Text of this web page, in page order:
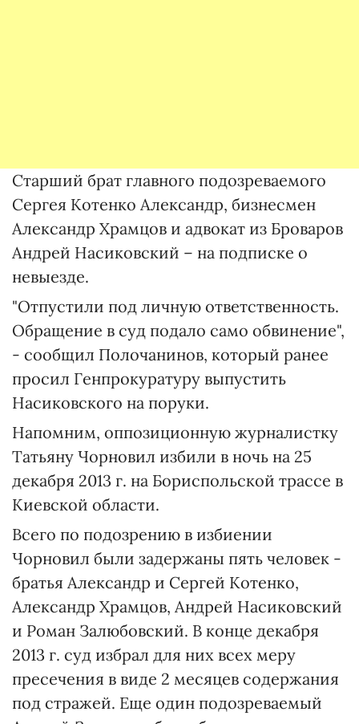
Старший брат главного подозреваемого
Сергея Котенко Александр, бизнесмен
Александр Храмцов и адвокат из Броваров
Андрей Насиковский – на подписке о
невыезде.
"Отпустили под личную ответственность.
Обращение в суд подало само обвинение",
- сообщил Полочанинов, который ранее
просил Генпрокуратуру выпустить
Насиковского на поруки.
Напомним, оппозиционную журналистку
Татьяну Чорновил избили в ночь на 25
декабря 2013 г. на Бориспольской трассе в
Киевской области.
Всего по подозрению в избиении
Чорновил были задержаны пять человек -
братья Александр и Сергей Котенко,
Александр Храмцов, Андрей Насиковский
и Роман Залюбовский. В конце декабря
2013 г. суд избрал для них всех меру
пресечения в виде 2 месяцев содержания
под стражей. Еще один подозреваемый